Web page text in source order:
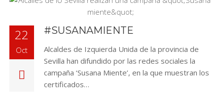
22
Oct
#SUSANAMIENTE
Alcaldes de Izquierda Unida de la provincia de
Sevilla han difundido por las redes sociales la
campaña ‘Susana Miente’, en la que muestran los
certificados…